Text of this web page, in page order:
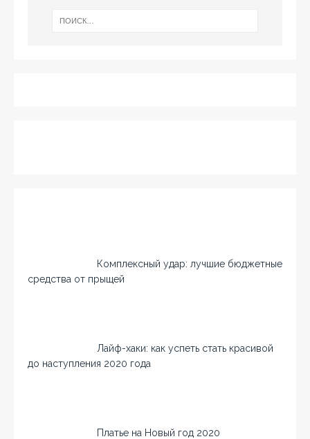
Комплексный удар: лучшие бюджетные
средства от прыщей
Лайф-хаки: как успеть стать красивой
до наступления 2020 года
Платье на Новый год 2020